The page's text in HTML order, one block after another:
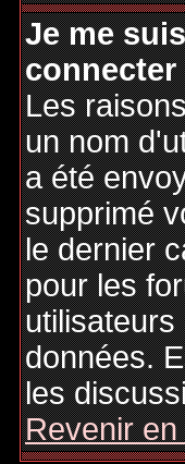
Je me
connecter
Les
un nom
a été
supprimé
le dernier
pour les
utilisateurs
données.
les
Revenir